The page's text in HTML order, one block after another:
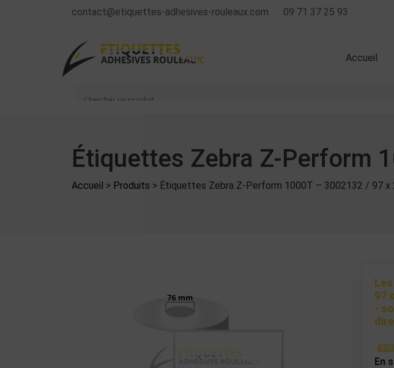
contact@etiquettes-adhesives-rouleaux.com 09 71 37 25 93
Accueil
Étiquettes Zebra Z-Perform
Accueil > Produits > Étiquettes Zebra Z-Perform 1000T – 3002132 / 97 x
97
-
En